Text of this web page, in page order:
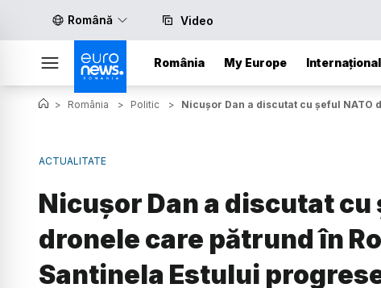
Română Video
România My Europe Internațional
> România > Politic > Nicușor Dan a discutat cu șeful
ACTUALITATE
Nicușor Dan a discutat cu
dronele care pătrund în
Santinela Estului